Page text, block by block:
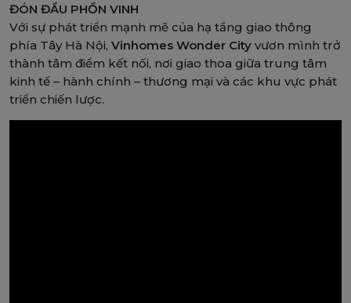
ĐÓN ĐẦU PHỒN VINH
Với sự phát triển mạnh mẽ của hạ tầng giao thông
phía Tây Hà Nội, Vinhomes Wonder City vươn mình trở
thành tâm điểm kết nối, nơi giao thoa giữa trung tâm
kinh tế – hành chính – thương mại và các khu vực phát
triển chiến lược.